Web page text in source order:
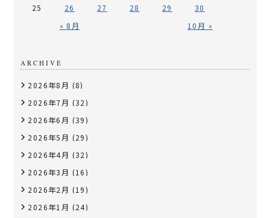
« 8月 10月 »
25
26 27 28 29 30
ARCHIVE
2026年8月 (8)
2026年7月 (32)
2026年6月 (39)
2026年5月 (29)
2026年4月 (32)
2026年3月 (16)
2026年2月 (19)
2026年1月 (24)